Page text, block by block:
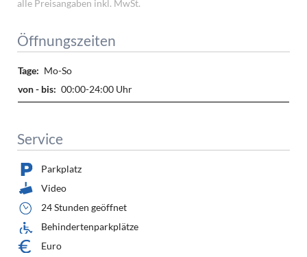
Öffnungszeiten
Mo-So
00:00-24:00 Uhr
Service
Parkplatz
Video
24 Stunden geöffnet
Behindertenparkplätze
Euro
alle Preisangaben inkl. MwSt.